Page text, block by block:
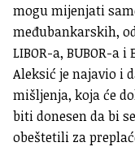
mogu mijenjati
međubankarskih,
LIBOR-a, BUBOR-a
Aleksić je najavio i
mišljenja, koja će
biti donesen da bi
obeštetili za